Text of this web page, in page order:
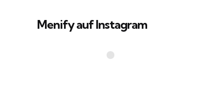
Menify auf Instagram